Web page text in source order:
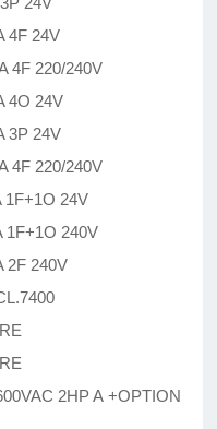
4F 24V
4F 220/240V
4O 24V
3P 24V
4F 220/240V
24V
240V
2F 240V
2HP A +OPTION